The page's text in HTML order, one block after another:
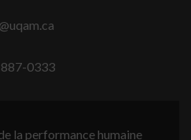
0333
la performance humaine